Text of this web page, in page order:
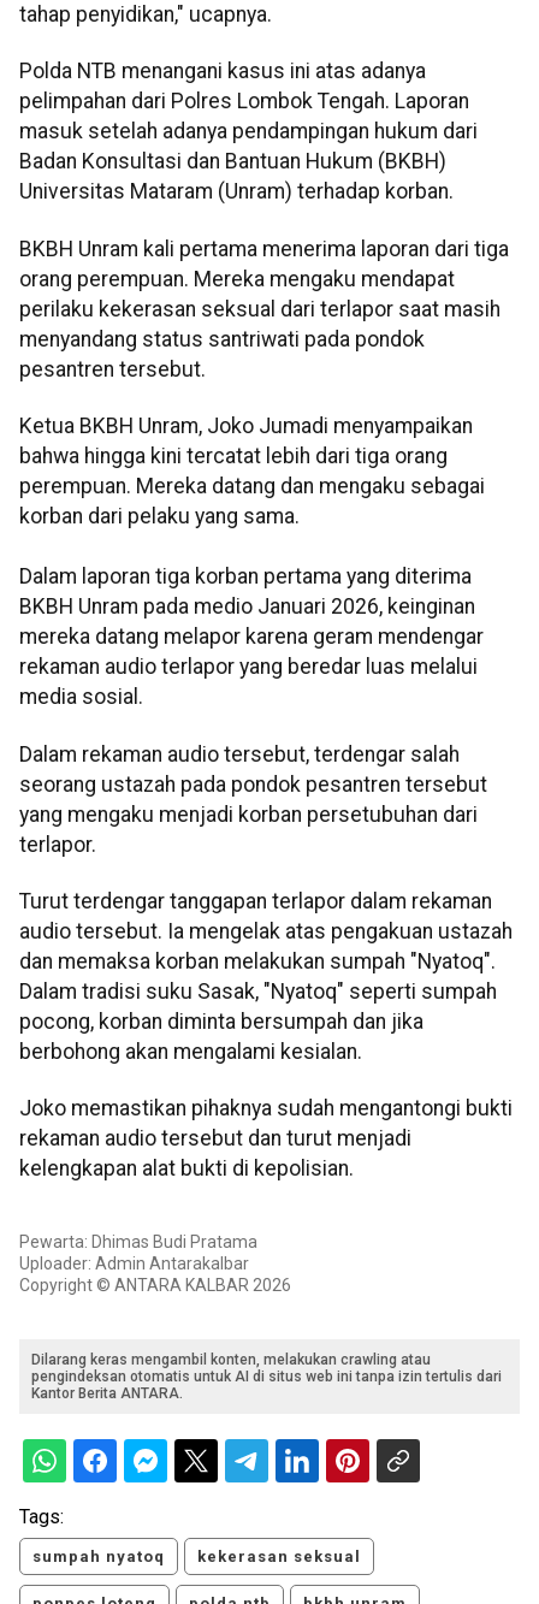
tahap penyidikan," ucapnya.
Polda NTB menangani kasus ini atas adanya
pelimpahan dari Polres Lombok Tengah. Laporan
masuk setelah adanya pendampingan hukum dari
Badan Konsultasi dan Bantuan Hukum (BKBH)
Universitas Mataram (Unram) terhadap korban.
BKBH Unram kali pertama menerima laporan dari tiga
orang perempuan. Mereka mengaku mendapat
perilaku kekerasan seksual dari terlapor saat masih
menyandang status santriwati pada pondok
pesantren tersebut.
Ketua BKBH Unram, Joko Jumadi menyampaikan
bahwa hingga kini tercatat lebih dari tiga orang
perempuan. Mereka datang dan mengaku sebagai
korban dari pelaku yang sama.
Dalam laporan tiga korban pertama yang diterima
BKBH Unram pada medio Januari 2026, keinginan
mereka datang melapor karena geram mendengar
rekaman audio terlapor yang beredar luas melalui
media sosial.
Dalam rekaman audio tersebut, terdengar salah
seorang ustazah pada pondok pesantren tersebut
yang mengaku menjadi korban persetubuhan dari
terlapor.
Turut terdengar tanggapan terlapor dalam rekaman
audio tersebut. Ia mengelak atas pengakuan ustazah
dan memaksa korban melakukan sumpah "Nyatoq".
Dalam tradisi suku Sasak, "Nyatoq" seperti sumpah
pocong, korban diminta bersumpah dan jika
berbohong akan mengalami kesialan.
Joko memastikan pihaknya sudah mengantongi bukti
rekaman audio tersebut dan turut menjadi
kelengkapan alat bukti di kepolisian.
Pewarta: Dhimas Budi Pratama
Uploader: Admin Antarakalbar
Copyright © ANTARA KALBAR 2026
Dilarang keras mengambil konten, melakukan crawling atau
pengindeksan otomatis untuk AI di situs web ini tanpa izin tertulis dari
Kantor Berita ANTARA.
Tags:
sumpah nyatoq kekerasan seksual